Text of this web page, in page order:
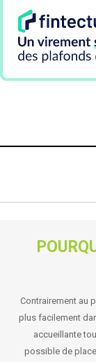
Contrairement au
plus facilement
accueillante
possible de